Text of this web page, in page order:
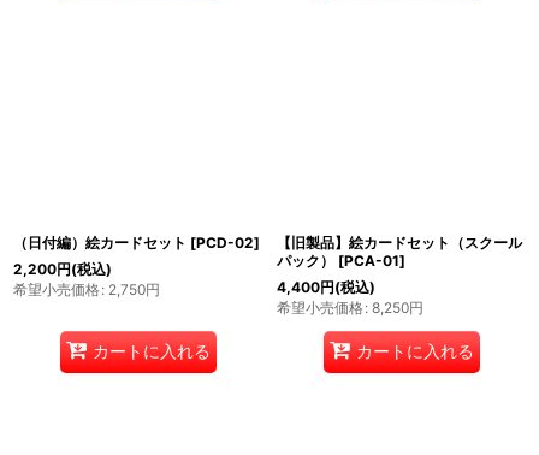
（日付編）絵カードセット [PCD-02]
2,200円(税込)
希望小売価格: 2,750円
カートに入れる
【旧製品】絵カードセット（スクール
パック）
[PCA-01]
4,400円(税込)
希望小売価格: 8,250円
カートに入れる